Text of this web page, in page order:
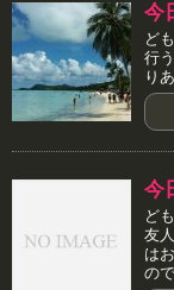
今
ど
行
り
今
ど
友
は
の